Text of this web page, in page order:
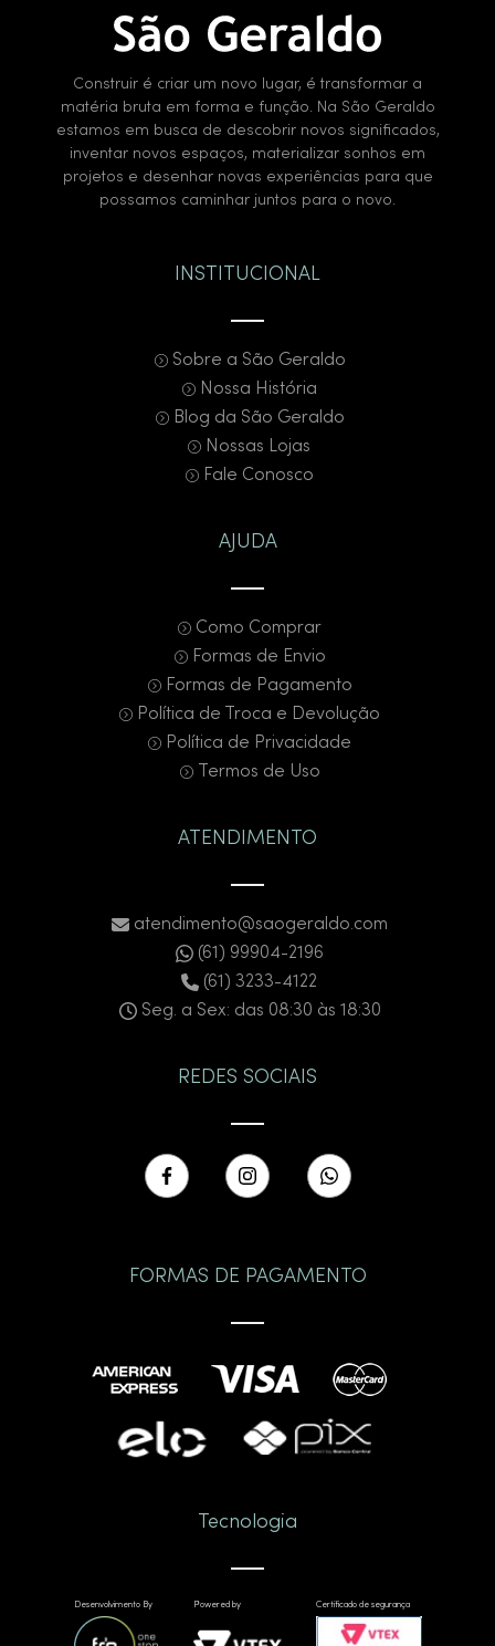
Construir é criar um novo lugar, é transformar a
matéria bruta em forma e função. Na São Geraldo
estamos em busca de descobrir novos significados,
inventar novos espaços, materializar sonhos em
projetos e desenhar novas experiências para que
possamos caminhar juntos para o novo.
INSTITUCIONAL
Sobre a São Geraldo
Nossa História
Blog da São Geraldo
Nossas Lojas
Fale Conosco
AJUDA
Como Comprar
Formas de Envio
Formas de Pagamento
Política de Troca e Devolução
Política de Privacidade
Termos de Uso
ATENDIMENTO
atendimento@saogeraldo.com
(61) 99904-2196
(61) 3233-4122
Seg. a Sex: das 08:30 às 18:30
REDES SOCIAIS
FORMAS DE PAGAMENTO
Tecnologia
Desenvolvimento By Powered by Certificado de segurança